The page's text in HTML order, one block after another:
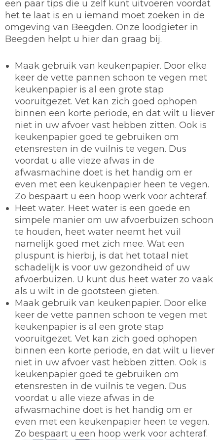
een paar tips die u zelf kunt uitvoeren voordat
het te laat is en u iemand moet zoeken in de
omgeving van Beegden. Onze loodgieter in
Beegden helpt u hier dan graag bij.
Maak gebruik van keukenpapier. Door elke
keer de vette pannen schoon te vegen met
keukenpapier is al een grote stap
vooruitgezet. Vet kan zich goed ophopen
binnen een korte periode, en dat wilt u liever
niet in uw afvoer vast hebben zitten. Ook is
keukenpapier goed te gebruiken om
etensresten in de vuilnis te vegen. Dus
voordat u alle vieze afwas in de
afwasmachine doet is het handig om er
even met een keukenpapier heen te vegen.
Zo bespaart u een hoop werk voor achteraf.
Heet water. Heet water is een goede en
simpele manier om uw afvoerbuizen schoon
te houden, heet water neemt het vuil
namelijk goed met zich mee. Wat een
pluspunt is hierbij, is dat het totaal niet
schadelijk is voor uw gezondheid of uw
afvoerbuizen. U kunt dus heet water zo vaak
als u wilt in de gootsteen gieten.
Maak gebruik van keukenpapier. Door elke
keer de vette pannen schoon te vegen met
keukenpapier is al een grote stap
vooruitgezet. Vet kan zich goed ophopen
binnen een korte periode, en dat wilt u liever
niet in uw afvoer vast hebben zitten. Ook is
keukenpapier goed te gebruiken om
etensresten in de vuilnis te vegen. Dus
voordat u alle vieze afwas in de
afwasmachine doet is het handig om er
even met een keukenpapier heen te vegen.
Zo bespaart u een hoop werk voor achteraf.